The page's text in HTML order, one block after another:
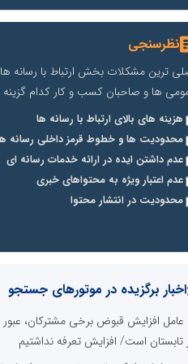
نظرسنجی
ترین مشکلات بخش ارتباط با رسانه ها
ها و صاحبان کسب و کار کدام
هزینه های بالای ارتباط با رسانه ها
محدودیت ها و خطوط قرمز داخلی رسانه
عدم داشتن ایده در ارائه خدمات رسانه ای
عدم اعتبار ویژه به محتواهای خبری
محدودیت در انتشار محتوا
اخبار برگزیده در موتورهای جستجو
عامل افزایش قبوض برخی مشترکان،
تابستان است/ افزایش تعرفه نداشتیم